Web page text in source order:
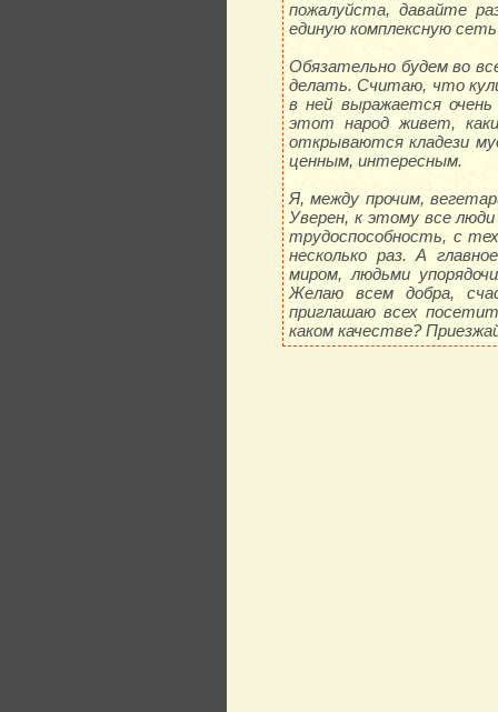
пожалуйста, давайте
единую комплексную
Обязательно будем во
делать. Считаю, что
в ней выражается очень
этот народ живет,
открываются кладези
ценным, интересным.
Я, между прочим,
Уверен, к этому все
трудоспособность, с
несколько раз. А
миром, людьми
Желаю всем добра,
приглашаю всех
каком качестве?